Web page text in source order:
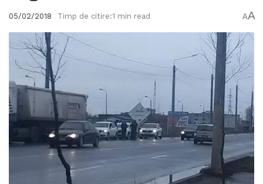
05/02/2018 Timp de citire:1 min read AA